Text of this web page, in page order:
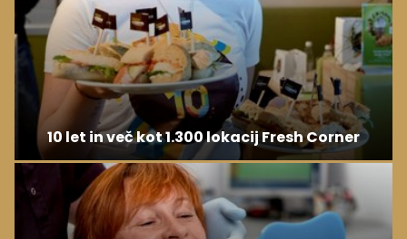
10 let in več kot 1.300 lokacij Fresh Corner